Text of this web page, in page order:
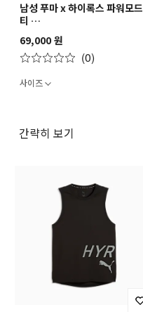
남성 푸마 x 하이록스 파워모드
티
M PUMA X HYROX
PWRMODE TEE
69,000 원
(0)
사이즈
간략히 보기